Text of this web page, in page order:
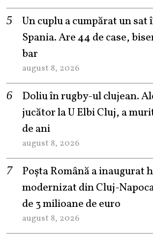
Un cuplu a cumpărat un
Spania. Are 44 de case,
bar
august 8, 2026
Doliu în rugby-ul clujean.
jucător la U Elbi Cluj, a
de ani
august 8, 2026
Poșta Română a inaugurat
modernizat din Cluj-
de 3 milioane de euro
august 8, 2026